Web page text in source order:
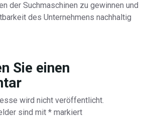
der Suchmaschinen zu gewinnen und
des Unternehmens nachhaltig
Sie einen
wird nicht veröffentlicht.
sind mit * markiert